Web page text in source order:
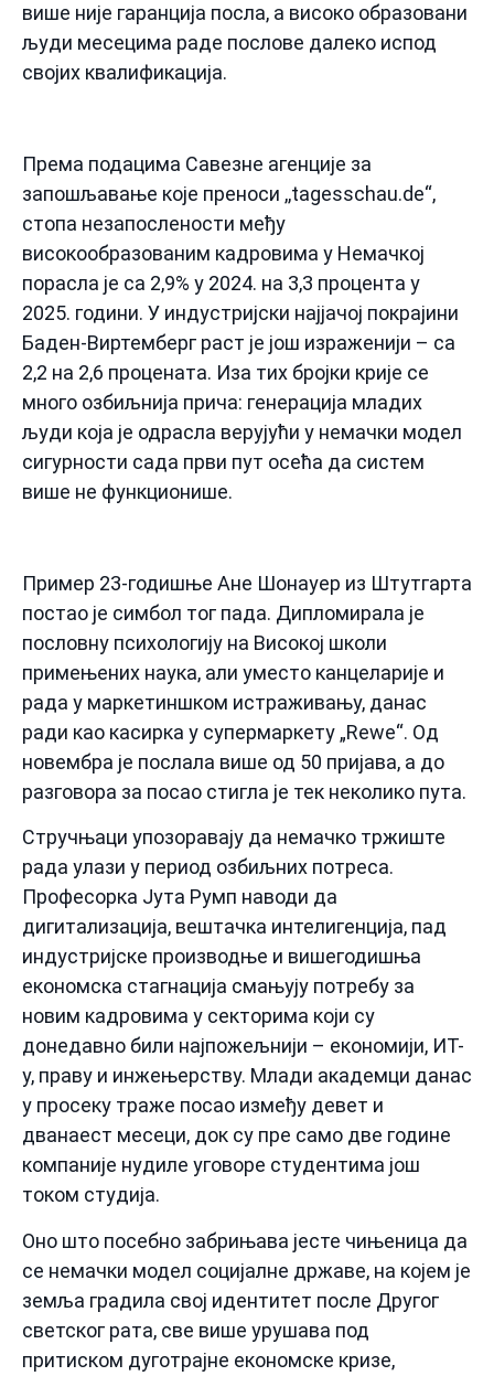
више није гаранција посла, а високо образовани
људи месецима раде послове далеко испод
својих квалификација.
Према подацима Савезне агенције за
запошљавање које преноси ,,tagesschau.de“,
стопа незапослености међу
високообразованим кадровима у Немачкој
порасла је са 2,9% у 2024. на 3,3 процента у
2025. години. У индустријски најјачој покрајини
Баден-Виртемберг раст је још израженији – са
2,2 на 2,6 процената. Иза тих бројки крије се
много озбиљнија прича: генерација младих
људи која је одрасла верујући у немачки модел
сигурности сада први пут осећа да систем
више не функционише.
Пример 23-годишње Ане Шонауер из Штутгарта
постао је симбол тог пада. Дипломирала је
пословну психологију на Високој школи
примењених наука, али уместо канцеларије и
рада у маркетиншком истраживању, данас
ради као касирка у супермаркету „Rewe“. Од
новембра је послала више од 50 пријава, а до
разговора за посао стигла је тек неколико пута.
Стручњаци упозоравају да немачко тржиште
рада улази у период озбиљних потреса.
Професорка Јута Румп наводи да
дигитализација, вештачка интелигенција, пад
индустријске производње и вишегодишња
економска стагнација смањују потребу за
новим кадровима у секторима који су
донедавно били најпожељнији – економији, ИТ-
у, праву и инжењерству. Млади академци данас
у просеку траже посао између девет и
дванаест месеци, док су пре само две године
компаније нудиле уговоре студентима још
током студија.
Оно што посебно забрињава јесте чињеница да
се немачки модел социјалне државе, на којем је
земља градила свој идентитет после Другог
светског рата, све више урушава под
притиском дуготрајне економске кризе,